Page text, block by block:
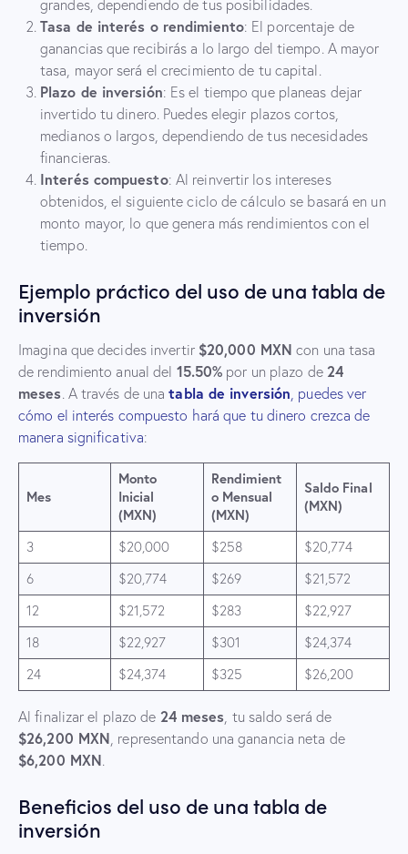
grandes, dependiendo de tus posibilidades.
Tasa de interés o rendimiento: El porcentaje de
ganancias que recibirás a lo largo del tiempo. A mayor
tasa, mayor será el crecimiento de tu capital.
Plazo de inversión: Es el tiempo que planeas dejar
invertido tu dinero. Puedes elegir plazos cortos,
medianos o largos, dependiendo de tus necesidades
financieras.
Interés compuesto: Al reinvertir los intereses
obtenidos, el siguiente ciclo de cálculo se basará en un
monto mayor, lo que genera más rendimientos con el
tiempo.
Ejemplo práctico del uso de una tabla de
inversión
Imagina que decides invertir $20,000 MXN con una tasa
de rendimiento anual del 15.50% por un plazo de 24
meses. A través de una tabla de inversión, puedes ver
cómo el interés compuesto hará que tu dinero crezca de
manera significativa:
Mes
Monto
Inicial
(MXN)
Rendimient
o Mensual
(MXN)
Saldo Final
(MXN)
3 $20,000 $258
$20,774
6
$20,774 $269
$21,572
12
$21,572 $283
$22,927
18
$22,927 $301
$24,374
24
$24,374 $325 $26,200
Al finalizar el plazo de 24 meses, tu saldo será de
$26,200 MXN, representando una ganancia neta de
$6,200 MXN.
Beneficios del uso de una tabla de
inversión